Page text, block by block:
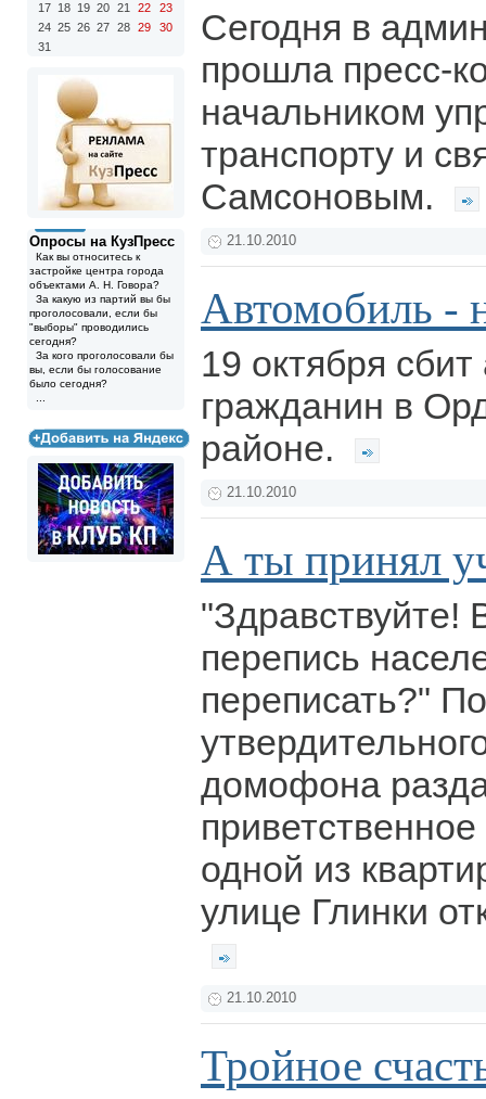
17 18 19 20 21 22
23
24 25 26 27 28 29
30
31
Опросы на КузПресс
Как вы относитесь к
застройке центра города
объектами А. Н. Говора?
За какую из партий вы бы
проголосовали, если бы
"выборы" проводились
сегодня?
За кого проголосовали бы
вы, если бы голосование
было сегодня?
Сегодня в
прошла пресс-
начальником
транспорту и
Самсоновым.
21.10.2010
Автомобиль -
19 октября
гражданин в
районе.
21.10.2010
А ты принял
"Здравствуйте!
перепись
переписать?"
домофона
одной из
улице Глинки
21.10.2010
Тройное